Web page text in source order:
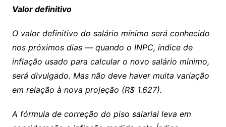
Valor definitivo
O valor definitivo do salário mínimo será conhecido
nos próximos dias — quando o INPC, índice de
inflação usado para calcular o novo salário mínimo,
será divulgado. Mas não deve haver muita variação
em relação à nova projeção (R$ 1.627).
A fórmula de correção do piso salarial leva em